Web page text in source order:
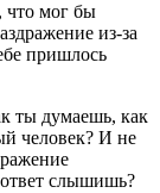
что мог бы
из-за
пришлось
ты думаешь, как
человек? И не
ответ слышишь?